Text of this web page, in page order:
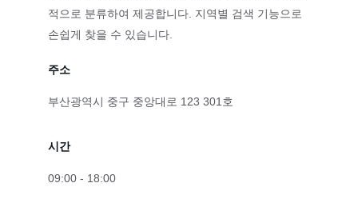
적으로 분류하여 제공합니다. 지역별 검색 기능으로
손쉽게 찾을 수 있습니다.
주소
부산광역시 중구 중앙대로 123 301호
시간
09:00 - 18:00